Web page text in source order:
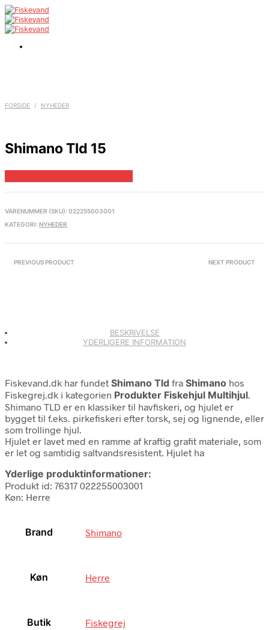
FORSIDE / NYHEDER
Shimano Tld 15
VARENUMMER (SKU): 022255003001
KATEGORI: NYHEDER
PREVIOUS PRODUCT NEXT PRODUCT
BESKRIVELSE
YDERLIGERE INFORMATION
Fiskevand.dk har fundet Shimano Tld fra Shimano hos
Fiskegrej.dk i kategorien Produkter Fiskehjul Multihjul.
Shimano TLD er en klassiker til havfiskeri, og hjulet er
bygget til f.eks. pirkefiskeri efter torsk, sej og lignende, eller
som trollinge hjul.
Hjulet er lavet med en ramme af kraftig grafit materiale, som
er let og samtidig saltvandsresistent. Hjulet ha
Yderlige produktinformationer:
Produkt id: 76317 022255003001
Køn: Herre
Brand Shimano
Køn Herre
Butik Fiskegrej